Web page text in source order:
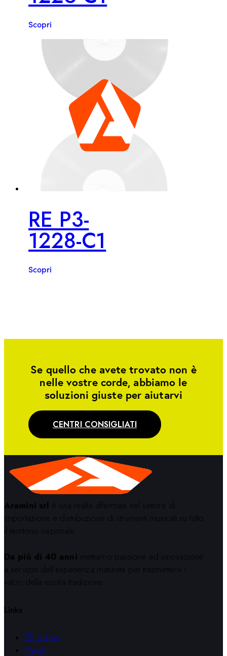
Scopri
RE P3-
1228-C1
Scopri
Se quello che avete trovato non è
nelle vostre corde, abbiamo le
soluzioni giuste per aiutarvi
CENTRI CONSIGLIATI
Aramini srl è una realtà affermata nel settore di
importazione e distribuzione di strumenti musicali su tutto
il territorio nazionale.
Da più di 40 anni mettiamo passione ed innovazione
a servizio dell’esperienza maturata per trasmettervi i
valori della nostra tradizione.
Links
Chi siamo
Marchi